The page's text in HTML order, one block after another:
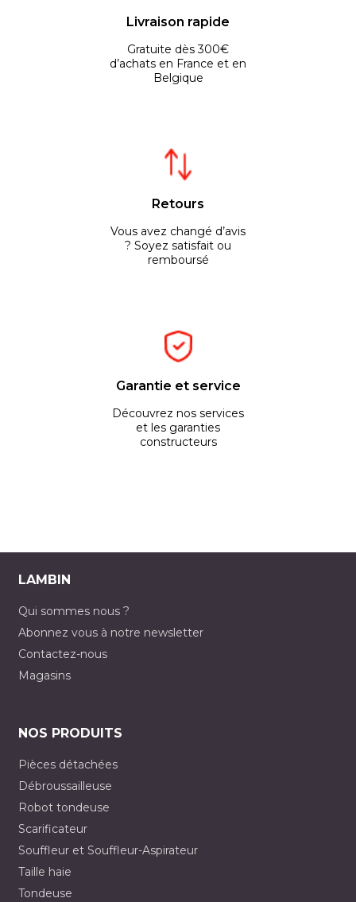
Livraison rapide
Gratuite dès 300€
d’achats en France et en
Belgique
Retours
Vous avez changé d’avis
? Soyez satisfait ou
remboursé
Garantie et service
Découvrez nos services
et les garanties
constructeurs
LAMBIN
Qui sommes nous ?
Abonnez vous à notre newsletter
Contactez-nous
Magasins
NOS PRODUITS
Pièces détachées
Débroussailleuse
Robot tondeuse
Scarificateur
Souffleur et Souffleur-Aspirateur
Taille haie
Tondeuse